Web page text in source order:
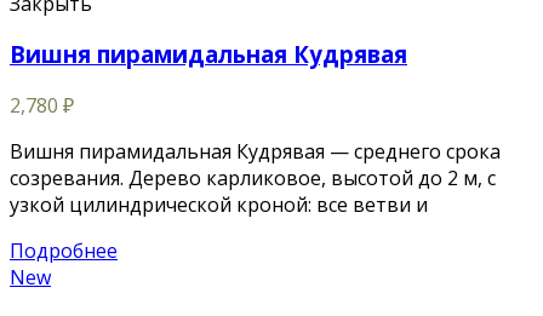
Вишня пирамидальная Кудрявая
2,780 ₽
Вишня пирамидальная Кудрявая — среднего срока
созревания. Дерево карликовое, высотой до 2 м, с
узкой цилиндрической кроной: все ветви и
Подробнее
New